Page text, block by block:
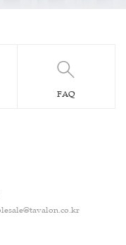
FAQ